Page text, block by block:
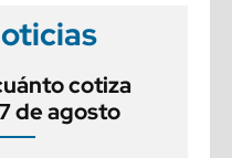
cotiza
de agosto